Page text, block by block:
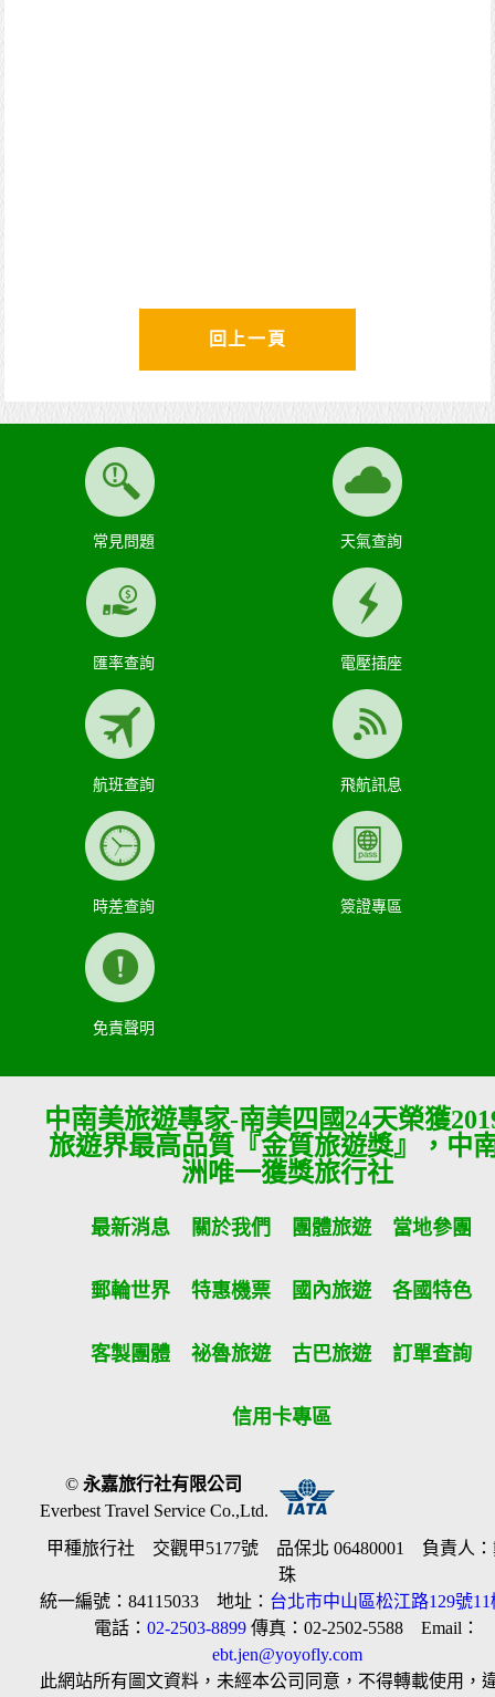
回上一頁
常見問題 天氣查詢
匯率查詢 電壓插座
航班查詢 飛航訊息
時差查詢 簽證專區
免責聲明
中南美旅遊專家-南美四國24天榮獲
旅遊界最高品質『金質旅遊獎』，中
洲唯一獲獎旅行社
最新消息 關於我們 團體旅遊 當地參團
郵輪世界 特惠機票 國內旅遊 各國特色
客製團體 祕魯旅遊 古巴旅遊 訂單查詢
信用卡專區
©永嘉旅行社有限公司
Everbest Travel Service Co.,Ltd.
甲種旅行社 交觀甲5177號 品保北 06480001 負責人：
珠
統一編號：84115033 地址： 台北市中山區松江路129號11
電話：02-2503-8899 傳真：02-2502-5588 Email：
ebt.jen@yoyofly.com
此網站所有圖文資料，未經本公司同意，不得轉載使用，